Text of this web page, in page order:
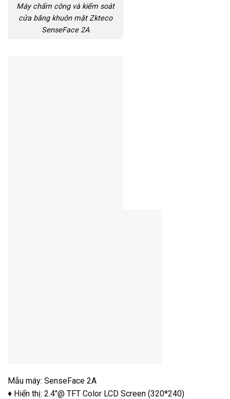
Máy chấm công và kiểm soát
cửa bằng khuôn mặt Zkteco
SenseFace 2A
Mẫu máy: SenseFace 2A
♦ Hiển thị: 2.4″@ TFT Color LCD Screen (320*240)